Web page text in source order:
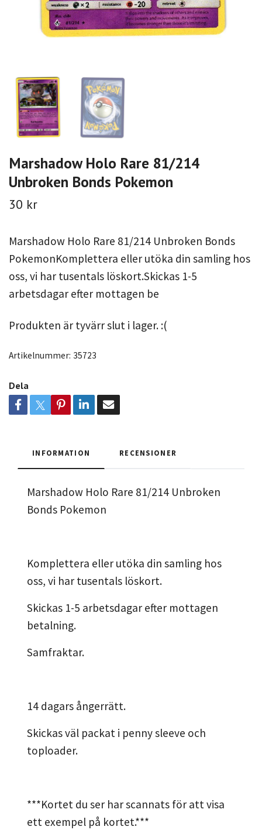
Marshadow Holo Rare 81/214
Unbroken Bonds Pokemon
30 kr
Marshadow Holo Rare 81/214 Unbroken Bonds
PokemonKomplettera eller utöka din samling hos
oss, vi har tusentals löskort.Skickas 1-5
arbetsdagar efter mottagen be
Produkten är tyvärr slut i lager. :(
Artikelnummer: 35723
Dela
INFORMATION RECENSIONER
Marshadow Holo Rare 81/214 Unbroken
Bonds Pokemon
Komplettera eller utöka din samling hos
oss, vi har tusentals löskort.
Skickas 1-5 arbetsdagar efter mottagen
betalning.
Samfraktar.
14 dagars ångerrätt.
Skickas väl packat i penny sleeve och
toploader.
***Kortet du ser har scannats för att visa
ett exempel på kortet.***